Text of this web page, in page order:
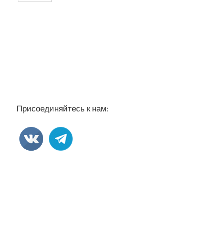
Присоединяйтесь к нам: